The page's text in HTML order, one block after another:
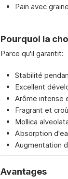
Pain avec
Pourquoi la
Parce qu'il garantit:
Stabilité
Excellent
Arôme intense
Fragrant et
Mollica
Absorption
Augmentation
Avantages